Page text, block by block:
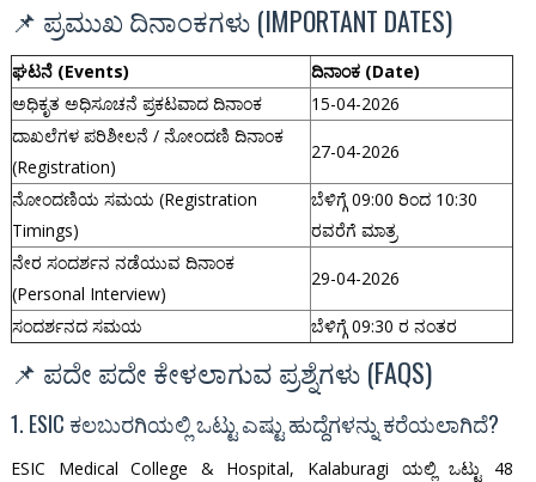
📌 ಪ್ರಮುಖ ದಿನಾಂಕಗಳು (IMPORTANT DATES)
ಘಟನೆ (Events)
ದಿನಾಂಕ (Date)
ಅಧಿಕೃತ ಅಧಿಸೂಚನೆ ಪ್ರಕಟವಾದ ದಿನಾಂಕ
15-04-2026
ದಾಖಲೆಗಳ ಪರಿಶೀಲನೆ / ನೋಂದಣಿ ದಿನಾಂಕ
(Registration)
27-04-2026
ನೋಂದಣಿಯ ಸಮಯ (Registration
Timings)
ಬೆಳಿಗ್ಗೆ 09:00 ರಿಂದ 10:30
ರವರೆಗೆ ಮಾತ್ರ
ನೇರ ಸಂದರ್ಶನ ನಡೆಯುವ ದಿನಾಂಕ
(Personal Interview)
29-04-2026
ಸಂದರ್ಶನದ ಸಮಯ ಬೆಳಿಗ್ಗೆ 09:30 ರ ನಂತರ
📌 ಪದೇ ಪದೇ ಕೇಳಲಾಗುವ ಪ್ರಶ್ನೆಗಳು (FAQS)
1. ESIC ಕಲಬುರಗಿಯಲ್ಲಿ ಒಟ್ಟು ಎಷ್ಟು ಹುದ್ದೆಗಳನ್ನು ಕರೆಯಲಾಗಿದೆ?
ESIC Medical College & Hospital, Kalaburagi ಯಲ್ಲಿ ಒಟ್ಟು 48